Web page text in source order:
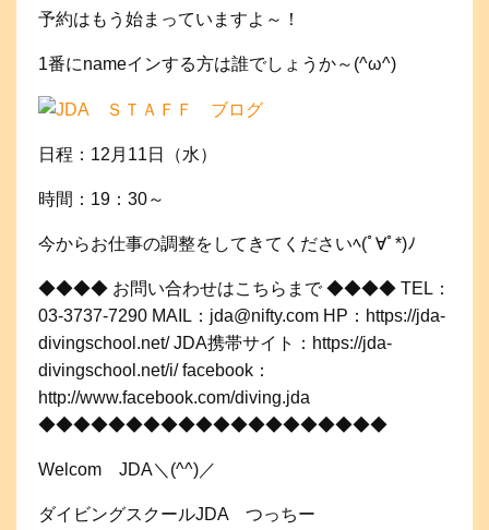
予約はもう始まっていますよ～！
1番にnameインする方は誰でしょうか～(^ω^)
日程：12月11日（水）
時間：19：30～
今からお仕事の調整をしてきてくださいﾍ(ﾟ∀ﾟ*)ﾉ
◆◆◆◆ お問い合わせはこちらまで ◆◆◆◆ TEL：
03-3737-7290 MAIL：jda@nifty.com HP：https://jda-
divingschool.net/ JDA携帯サイト：https://jda-
divingschool.net/i/ facebook：
http://www.facebook.com/diving.jda
◆◆◆◆◆◆◆◆◆◆◆◆◆◆◆◆◆◆◆◆
Welcom JDA＼(^^)／
ダイビングスクールJDA つっちー